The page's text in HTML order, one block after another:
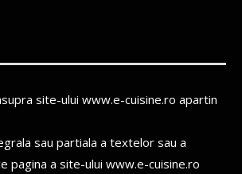
site-ului www.e-cuisine.ro apartin
sau partiala a textelor sau a
pagina a site-ului www.e-cuisine.ro